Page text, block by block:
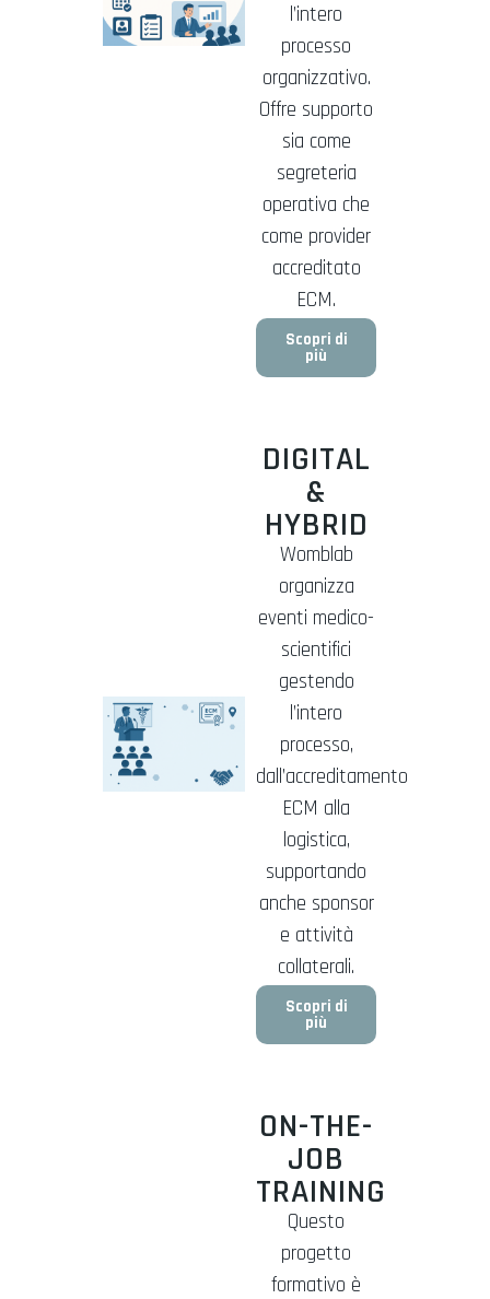
l’intero
processo
organizzativo.
Offre supporto
sia come
segreteria
operativa che
come provider
accreditato
ECM.
Scopri di
più
DIGITAL
&
HYBRID
Womblab
organizza
eventi medico-
scientifici
gestendo
l’intero
processo,
dall’accreditamento
ECM alla
logistica,
supportando
anche sponsor
e attività
collaterali.
Scopri di
più
ON-THE-
JOB
TRAINING
Questo
progetto
formativo è